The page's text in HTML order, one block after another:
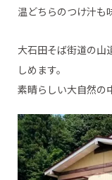
温どちらのつけ汁も
大石田そば街道の山
しめます。
素晴らしい大自然の